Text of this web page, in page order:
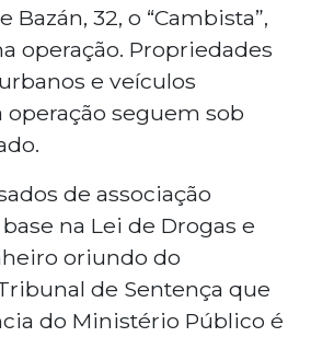
Bazán, 32, o “Cambista”,
operação. Propriedades
urbanos e veículos
seguem sob
de associação
na Lei de Drogas e
oriundo do
de Sentença que
do Ministério Público é